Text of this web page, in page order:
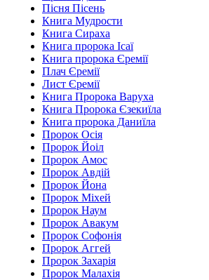
Пісня Пісень
Книга Мудрости
Книга Сираха
Книга пророка Ісаї
Книга пророка Єремії
Плач Єремії
Лист Єремії
Книга Пророка Варуха
Книга Пророка Єзекиїла
Книга пророка Даниїла
Пророк Осія
Пророк Йоіл
Пророк Амос
Пророк Авдій
Пророк Йона
Пророк Міхей
Пророк Наум
Пророк Авакум
Пророк Софонія
Пророк Аггей
Пророк Захарія
Пророк Малахія